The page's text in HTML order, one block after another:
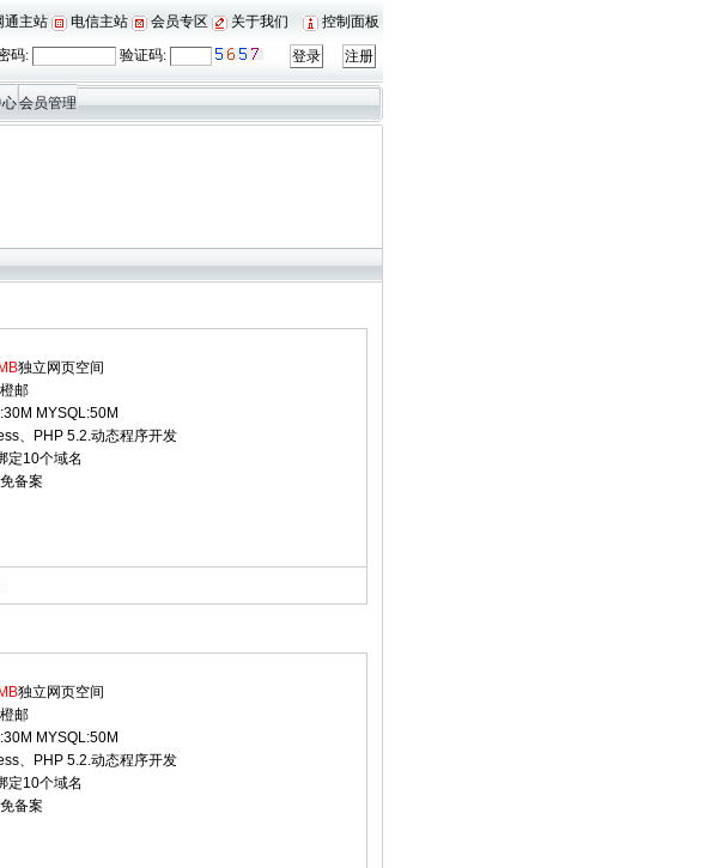
通主站 电信主站 会员专区 关于我们
控制面板
码: 验证码:
会员管理
独立网页空间
邮
MYSQL:50M
、PHP 5.2.动态程序开发
定10个域名
备案
独立网页空间
邮
MYSQL:50M
、PHP 5.2.动态程序开发
定10个域名
备案